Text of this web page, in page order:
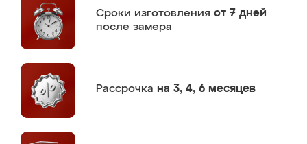
Сроки изготовления от 7 дней
после замера
Рассрочка на 3, 4, 6 месяцев